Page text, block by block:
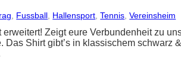
Fussball Hallensport , Tennis , Vereinsheim
Zeigt eure Verbundenheit zu
Das Shirt gibt’s in klassischem schwarz